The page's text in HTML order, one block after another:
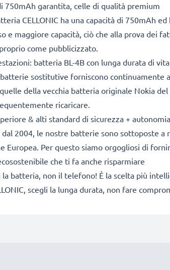
750mAh garantita, celle di qualità premium
CELLONIC ha una capacità di 750mAh
e maggiore capacità, ciò che alla prova dei
come pubblicizzato.
batteria BL-4B con lunga durata di
sostitutive forniscono continuamente
della vecchia batteria originale Nokia
ricaricare.
& alti standard di sicurezza +
dal 2004, le nostre batterie sono sottoposte
Europea. Per questo siamo orgogliosi di
che ti fa anche risparmiare
la batteria, non il telefono! È la scelta più
scegli la lunga durata, non fare